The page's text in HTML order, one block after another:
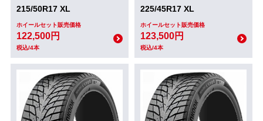
215/50R17 XL
ホイールセット販売価格
122,500円
税込/4本
225/45R17 XL
ホイールセット販売価格
123,500円
税込/4本